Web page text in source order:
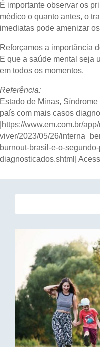
É importante observar os
médico o quanto antes, o
imediatas pode amenizar
Reforçamos a importância
E que a saúde mental seja
em todos os momentos.
Referência:
Estado de Minas,
país com mais casos
|https://www.em.com.br/
viver/2023/05/26/
burnout-brasil-e-o-
diagnosticados.shtml|